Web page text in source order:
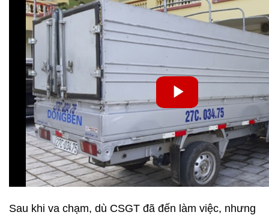
Sau khi va chạm, dù CSGT đã đến làm việc, nhưng